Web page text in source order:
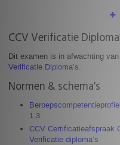
CCV Verificatie
Dit examen is in afwachting
Verificatie Diploma’s.
Normen & schema's
1.3
CCV Certificatieafspraak
Verificatie diploma’s